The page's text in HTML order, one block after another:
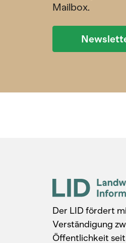
Mailbox.
Der LID fördert
Verständigung
Öffentlichkeit